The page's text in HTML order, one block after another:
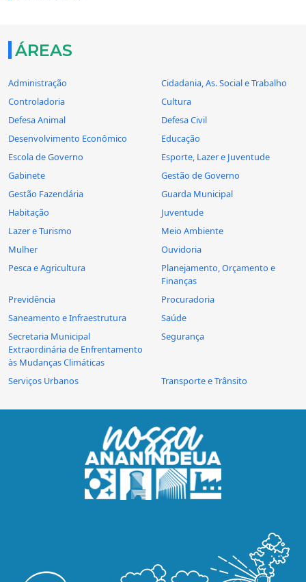
ÁREAS
Administração
Cidadania, As. Social e Trabalho
Controladoria
Cultura
Defesa Animal
Defesa Civil
Desenvolvimento Econômico
Educação
Escola de Governo
Esporte, Lazer e Juventude
Gabinete
Gestão de Governo
Gestão Fazendária
Guarda Municipal
Habitação
Juventude
Lazer e Turismo
Meio Ambiente
Mulher
Ouvidoria
Pesca e Agricultura
Planejamento, Orçamento e
Finanças
Previdência
Procuradoria
Saneamento e Infraestrutura
Saúde
Secretaria Municipal
Extraordinária de Enfrentamento
às Mudanças Climáticas
Segurança
Serviços Urbanos Transporte e Trânsito